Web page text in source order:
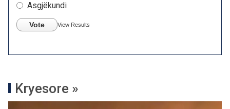
Asgjëkundi
Vote View Results
Kryesore »